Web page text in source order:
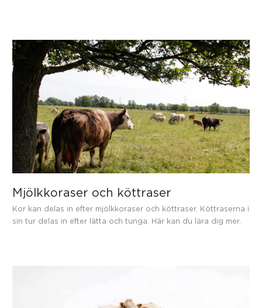
Mjölkkoraser och köttraser
Kor kan delas in efter mjölkkoraser och köttraser. Köttraserna i
sin tur delas in efter lätta och tunga. Här kan du lära dig mer.